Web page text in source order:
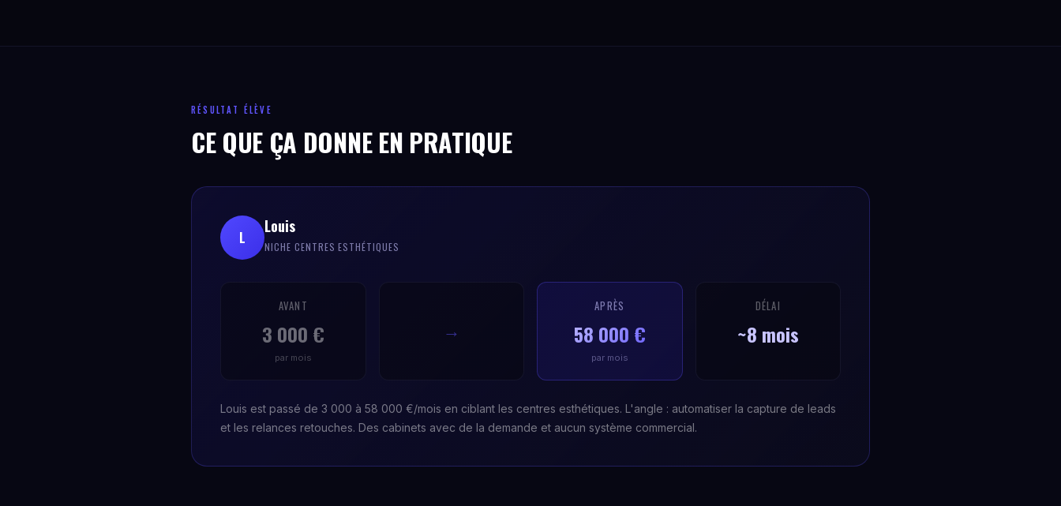
RÉSULTAT ÉLÈVE
CE QUE ÇA DONNE EN PRATIQUE
L
Louis
NICHE CENTRES ESTHÉTIQUES
AVANT
3 000 €
par mois
→
APRÈS
58 000 €
par mois
DÉLAI
~8 mois
Louis est passé de 3 000 à 58 000 €/mois en ciblant les centres esthétiques. L'angle : automatiser la capture de leads
et les relances retouches. Des cabinets avec de la demande et aucun système commercial.